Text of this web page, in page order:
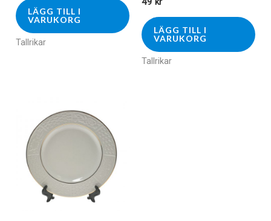
LÄGG TILL I
VARUKORG
Tallrikar
LÄGG TILL I
VARUKORG
Tallrikar